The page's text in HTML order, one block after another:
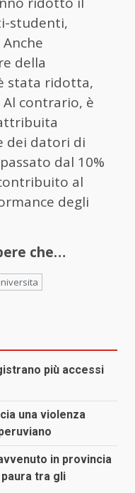
studenti,
della
stata ridotta,
Al contrario, è
dei datori di
dal 10%
al
degli
che…
più accessi
una violenza
in provincia
tra gli